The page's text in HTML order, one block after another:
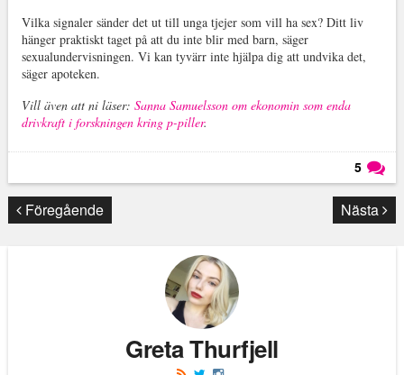
Vilka signaler sänder det ut till unga tjejer som vill ha sex? Ditt liv
hänger praktiskt taget på att du inte blir med barn, säger
sexualundervisningen. Vi kan tyvärr inte hjälpa dig att undvika det,
säger apoteken.
Vill även att ni läser: Sanna Samuelsson om ekonomin som enda
drivkraft i forskningen kring p-piller.
5
Läs kommentarer (5)
Föregående Nästa
Greta Thurfjell